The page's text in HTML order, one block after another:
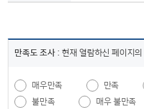
만족도 조사 :현재 열람하신 페이지
매우만족 만족
불만족
매우 불만족